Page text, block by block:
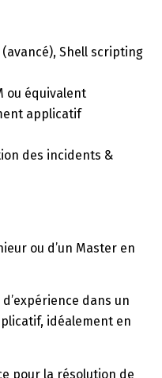
(avancé), Shell scripting
ou équivalent
applicatif
des incidents &
ou d’un Master en
dans un
idéalement en
pour la résolution de